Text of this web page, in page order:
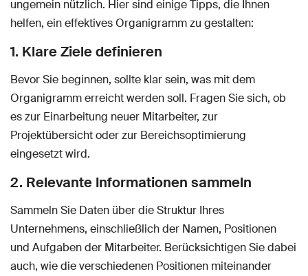
ungemein nützlich. Hier sind einige Tipps, die Ihnen
helfen, ein effektives Organigramm zu gestalten:
1. Klare Ziele definieren
Bevor Sie beginnen, sollte klar sein, was mit dem
Organigramm erreicht werden soll. Fragen Sie sich, ob
es zur Einarbeitung neuer Mitarbeiter, zur
Projektübersicht oder zur Bereichsoptimierung
eingesetzt wird.
2. Relevante Informationen sammeln
Sammeln Sie Daten über die Struktur Ihres
Unternehmens, einschließlich der Namen, Positionen
und Aufgaben der Mitarbeiter. Berücksichtigen Sie dabei
auch, wie die verschiedenen Positionen miteinander